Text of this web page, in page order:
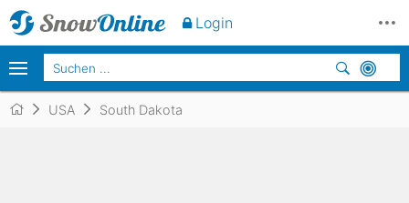
USA South Dakota
Login